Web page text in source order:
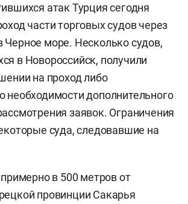
атак Турция сегодня
части торговых судов через
море. Несколько судов,
в Новороссийск, получили
на проход либо
необходимости дополнительного
заявок. Ограничения
суда, следовавшие на
в 500 метров от
провинции Сакарья